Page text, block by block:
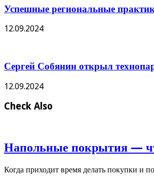
Успешные региональные
12.09.2024
Сергей Собянин открыл
12.09.2024
Check Also
Напольные покрытия —
Когда приходит время делать покупки и